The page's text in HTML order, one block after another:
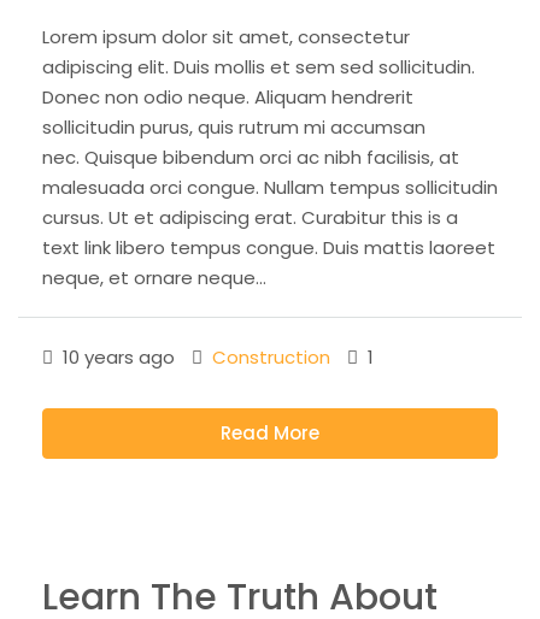
Lorem ipsum dolor sit amet, consectetur
adipiscing elit. Duis mollis et sem sed sollicitudin.
Donec non odio neque. Aliquam hendrerit
sollicitudin purus, quis rutrum mi accumsan
nec. Quisque bibendum orci ac nibh facilisis, at
malesuada orci congue. Nullam tempus sollicitudin
cursus. Ut et adipiscing erat. Curabitur this is a
text link libero tempus congue. Duis mattis laoreet
neque, et ornare neque...
10 years ago Construction 1
Read More
Learn The Truth About